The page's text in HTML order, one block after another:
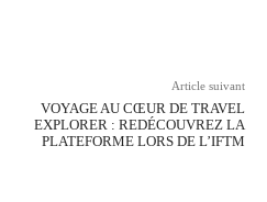
Article suivant
VOYAGE AU CŒUR DE TRAVEL
EXPLORER : REDÉCOUVREZ LA
PLATEFORME LORS DE L’IFTM